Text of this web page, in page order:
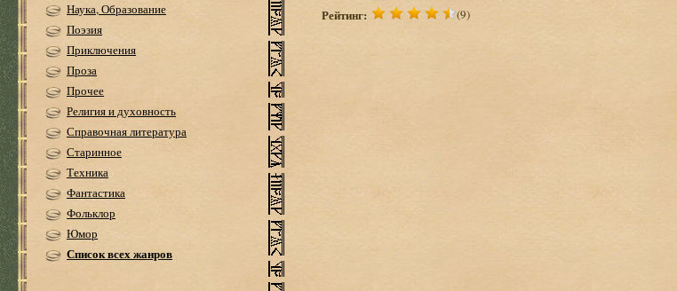
Наука, Образование
Поэзия
Приключения
Проза
Прочее
Религия и духовность
Справочная литература
Старинное
Техника
Фантастика
Фольклор
Юмор
Список всех жанров
Рейтинг: (9)